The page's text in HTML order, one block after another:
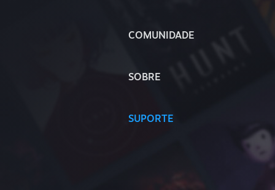
COMUNIDADE
SOBRE
SUPORTE